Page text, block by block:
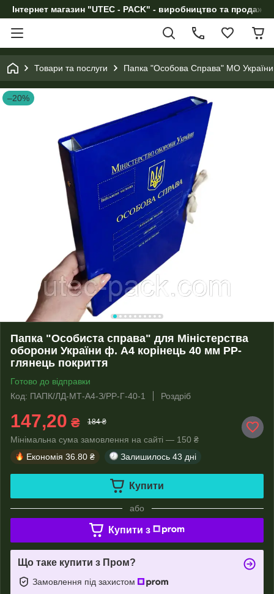
Інтернет магазин "UTEC - PACK" - виробництво та продаж
Товари та послуги Папка "Особова Справа" МО України
–20%
Папка "Особиста справа" для Міністерства
оборони України ф. А4 корінець 40 мм PP-
глянець покриття
Готово до відправки
Код: ПАПК/ЛД-МТ-А4-З/PP-Г-40-1
Роздріб
147,20 ₴ 184 ₴
Мінімальна сума замовлення на сайті — 150 ₴
Економія 36.80 ₴ Залишилось 43 дні
Купити
або
Купити з
Що таке купити з Пром?
Замовлення під захистом